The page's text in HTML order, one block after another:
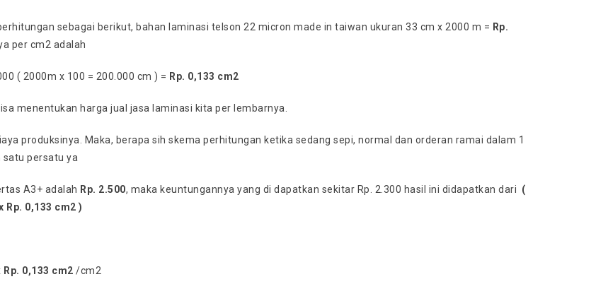
sebagai berikut, bahan laminasi telson 22 micron made in taiwan ukuran 33 cm x 2000 m = Rp.
per cm2 adalah
( 2000m x 100 = 200.000 cm ) = Rp. 0,133 cm2
menentukan harga jual jasa laminasi kita per lembarnya.
produksinya. Maka, berapa sih skema perhitungan ketika sedang sepi, normal dan orderan ramai dalam 1
satu persatu ya
A3+ adalah Rp. 2.500, maka keuntungannya yang di dapatkan sekitar Rp. 2.300 hasil ini didapatkan dari (
Rp. 0,133 cm2 )
Rp. 0,133 cm2 /cm2